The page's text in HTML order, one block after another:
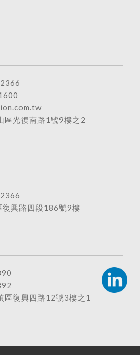
區光復南路1號9樓之2
興路四段186號9樓
區復興四路12號3樓之1